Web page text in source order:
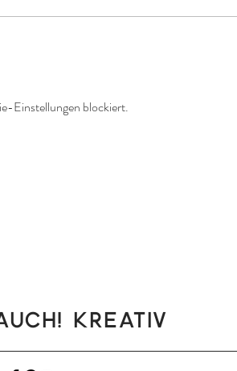
Einstellungen blockiert.
Kreativ